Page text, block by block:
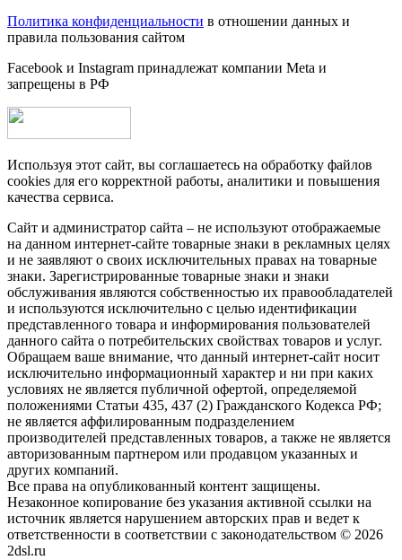
Политика конфиденциальности в отношении данных и
правила пользования сайтом
Facebook и Instagram принадлежат компании Metа и
запрещены в РФ
Используя этот сайт, вы соглашаетесь на обработку файлов
cookies для его корректной работы, аналитики и повышения
качества сервиса.
Сайт и администратор сайта – не используют отображаемые
на данном интернет-сайте товарные знаки в рекламных целях
и не заявляют о своих исключительных правах на товарные
знаки. Зарегистрированные товарные знаки и знаки
обслуживания являются собственностью их правообладателей
и используются исключительно с целью идентификации
представленного товара и информирования пользователей
данного сайта о потребительских свойствах товаров и услуг.
Обращаем ваше внимание, что данный интернет-сайт носит
исключительно информационный характер и ни при каких
условиях не является публичной офертой, определяемой
положениями Статьи 435, 437 (2) Гражданского Кодекса РФ;
не является аффилированным подразделением
производителей представленных товаров, а также не является
авторизованным партнером или продавцом указанных и
других компаний.
Все права на опубликованный контент защищены.
Незаконное копирование без указания активной ссылки на
источник является нарушением авторских прав и ведет к
ответственности в соответствии с законодательством © 2026
2dsl.ru